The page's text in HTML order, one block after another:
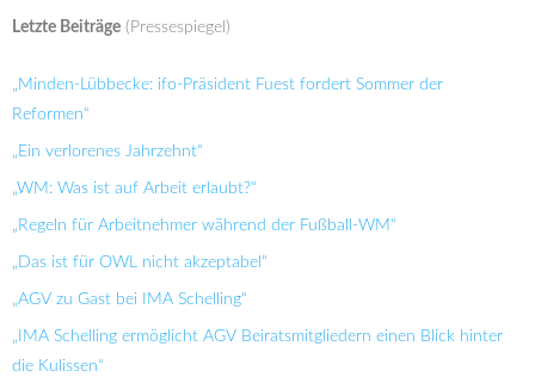
Letzte Beiträge (Pressespiegel)
„Minden-Lübbecke: ifo-Präsident Fuest fordert Sommer der
Reformen“
„Ein verlorenes Jahrzehnt“
„WM: Was ist auf Arbeit erlaubt?“
„Regeln für Arbeitnehmer während der Fußball-WM“
„Das ist für OWL nicht akzeptabel“
„AGV zu Gast bei IMA Schelling“
„IMA Schelling ermöglicht AGV Beiratsmitgliedern einen Blick hinter
die Kulissen“